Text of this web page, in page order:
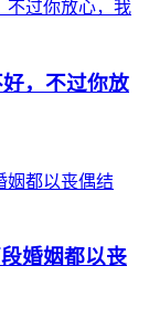
，不过你放
婚姻都以丧